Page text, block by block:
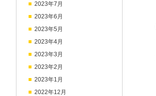
2023年7月
2023年6月
2023年5月
2023年4月
2023年3月
2023年2月
2023年1月
2022年12月